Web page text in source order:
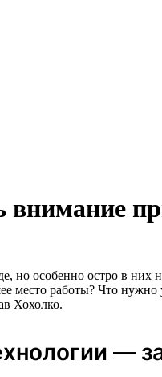
внимание
но особенно остро в них
место работы? Что
Хохолко.
—